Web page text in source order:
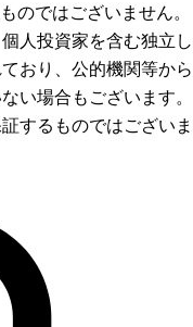
のではございません。
人投資家を含む独立し
おり、公的機関等から
い場合もございます。
するものではございま